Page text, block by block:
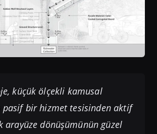
küçük ölçekli kamusal
bir hizmet tesisinden aktif
arayüze dönüşümünün güzel